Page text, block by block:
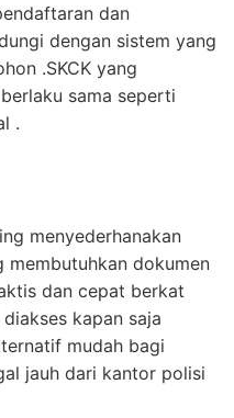
dan
dengan sistem yang
.SKCK yang
sama seperti
.
menyederhanakan
membutuhkan dokumen
dan cepat berkat
kapan saja
mudah bagi
jauh dari kantor polisi